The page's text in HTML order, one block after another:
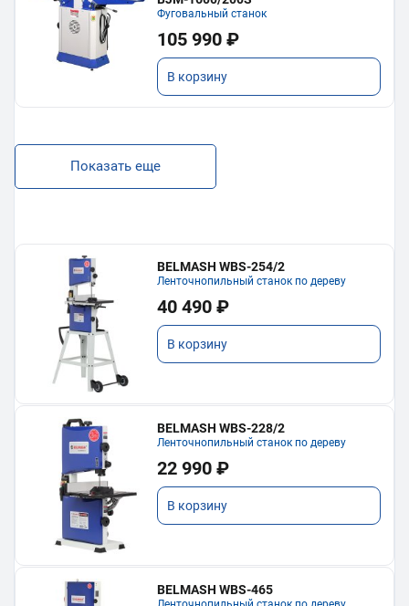
Фуговальный станок
105 990 ₽
В корзину
Показать еще
BELMASH WBS-254/2
Ленточнопильный станок по дереву
40 490 ₽
В корзину
BELMASH WBS-228/2
Ленточнопильный станок по дереву
22 990 ₽
В корзину
BELMASH WBS-465